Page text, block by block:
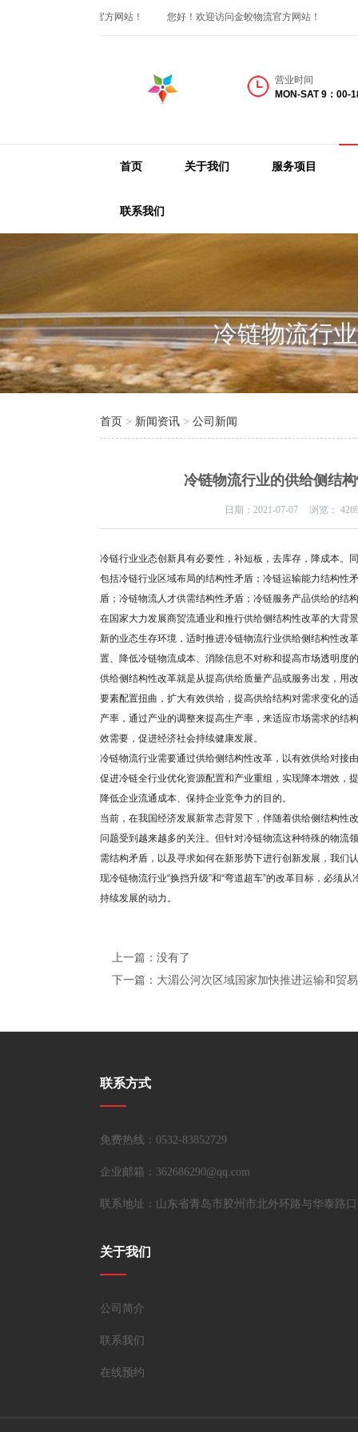
！欢迎访问金蛟物流官方网站！ 您好！欢迎访问金蛟物流官方网站！
营业时间
MON-SAT 9：00-
首页 关于我们 服务项目
联系我们
冷链物流行
首页 > 新闻资讯 > 公司新闻
冷链物流行业的供给侧结
日期： 2021-07-07 浏览：
冷链行业业态创新具有必要性，补短板，去库存，降成本。
包括冷链行业区域布局的结构性矛盾；冷链运输能力结构性
盾；冷链物流人才供需结构性矛盾；冷链服务产品供给的结
在国家大力发展商贸流通业和推行供给侧结构性改革的大背
新的业态生存环境，适时推进冷链物流行业供给侧结构性改
置、降低冷链物流成本、消除信息不对称和提高市场透明度
供给侧结构性改革就是从提高供给质量产品或服务出发，用
要素配置扭曲，扩大有效供给，提高供给结构对需求变化的
产率，通过产业的调整来提高生产率，来适应市场需求的结
效需要，促进经济社会持续健康发展。
冷链物流行业需要通过供给侧结构性改革，以有效供给对接
促进冷链全行业优化资源配置和产业重组，实现降本增效，
降低企业流通成本、保持企业竞争力的目的。
当前，在我国经济发展新常态背景下，伴随着供给侧结构性
问题受到越来越多的关注。但针对冷链物流这种特殊的物流
需结构矛盾，以及寻求如何在新形势下进行创新发展，我们
现冷链物流行业“换挡升级”和“弯道超车”的改革目标，必须
持续发展的动力。
上一篇：没有了
下一篇：大湄公河次区域国家加快推进运输和贸
联系方式
免费热线：0532-83852729
企业邮箱：362686290@qq.com
联系地址：山东省青岛市胶州市北外环路与华泰路口
关于我们
公司简介
联系我们
在线预约